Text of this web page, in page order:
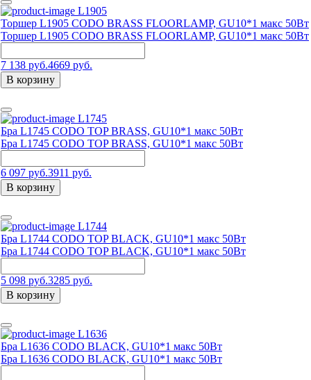
L1905
Торшер L1905 CODO BRASS FLOORLAMP, GU10*1 макс 50Вт
Торшер L1905 CODO BRASS FLOORLAMP, GU10*1 макс 50Вт
7 138 руб.4669 руб.
В корзину
L1745
Бра L1745 CODO TOP BRASS, GU10*1 макс 50Вт
Бра L1745 CODO TOP BRASS, GU10*1 макс 50Вт
6 097 руб.3911 руб.
В корзину
L1744
Бра L1744 CODO TOP BLACK, GU10*1 макс 50Вт
Бра L1744 CODO TOP BLACK, GU10*1 макс 50Вт
5 098 руб.3285 руб.
В корзину
L1636
Бра L1636 CODO BLACK, GU10*1 макс 50Вт
Бра L1636 CODO BLACK, GU10*1 макс 50Вт